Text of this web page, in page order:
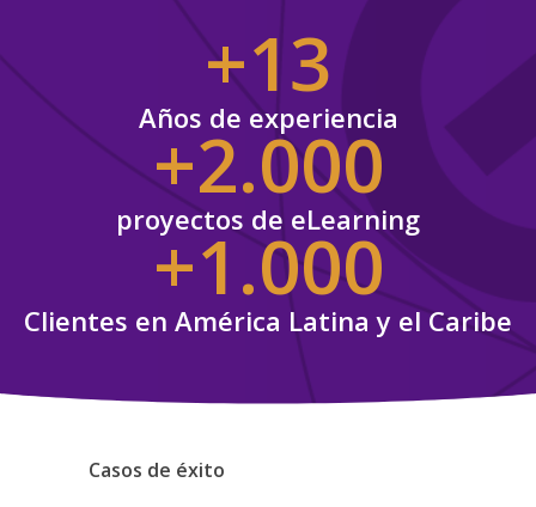
+13
Años de experiencia
+2.000
proyectos de eLearning
+1.000
Clientes en América Latina y el Caribe
Casos de éxito